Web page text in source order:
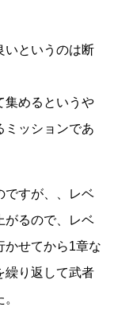
いというのは断
集めるというや
ミッションであ
ですが、、レベ
がるので、レベ
かせてから1章な
繰り返して武者